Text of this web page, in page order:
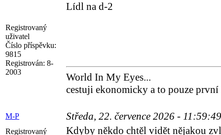
Registrovaný
uživatel
Číslo příspěvku:
9815
Registrován: 8-
2003
Lídl na d-2
World In My Eyes...
cestuji ekonomicky a to pouze
M-P Středa, 22. července 2026 -
Registrovaný Kdyby někdo chtěl vidět nějakou